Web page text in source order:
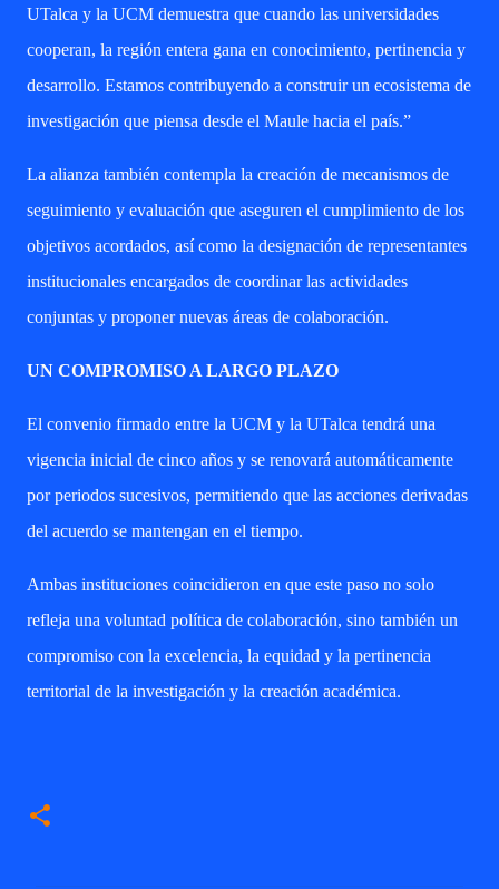
UTalca y la UCM demuestra que cuando las universidades
cooperan, la región entera gana en conocimiento, pertinencia y
desarrollo. Estamos contribuyendo a construir un ecosistema de
investigación que piensa desde el Maule hacia el país.”
La alianza también contempla la creación de mecanismos de
seguimiento y evaluación que aseguren el cumplimiento de los
objetivos acordados, así como la designación de representantes
institucionales encargados de coordinar las actividades
conjuntas y proponer nuevas áreas de colaboración.
UN COMPROMISO A LARGO PLAZO
El convenio firmado entre la UCM y la UTalca tendrá una
vigencia inicial de cinco años y se renovará automáticamente
por periodos sucesivos, permitiendo que las acciones derivadas
del acuerdo se mantengan en el tiempo.
Ambas instituciones coincidieron en que este paso no solo
refleja una voluntad política de colaboración, sino también un
compromiso con la excelencia, la equidad y la pertinencia
territorial de la investigación y la creación académica.